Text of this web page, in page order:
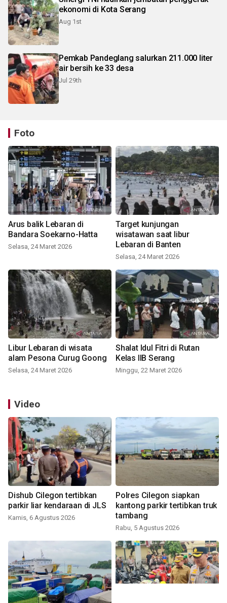
ekonomi di Kota Serang
Aug 1st
Pemkab Pandeglang salurkan 211.000 liter
air bersih ke 33 desa
Jul 29th
Foto
Arus balik Lebaran di
Bandara Soekarno-Hatta
Selasa, 24 Maret 2026
Target kunjungan
wisatawan saat libur
Lebaran di Banten
Selasa, 24 Maret 2026
Libur Lebaran di wisata
alam Pesona Curug Goong
Selasa, 24 Maret 2026
Shalat Idul Fitri di Rutan
Kelas IIB Serang
Minggu, 22 Maret 2026
Video
Dishub Cilegon tertibkan
parkir liar kendaraan di JLS
Kamis, 6 Agustus 2026
Polres Cilegon siapkan
kantong parkir tertibkan truk
tambang
Rabu, 5 Agustus 2026